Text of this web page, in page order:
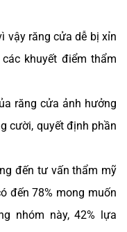
vậy răng cửa dễ bị xỉn
khuyết điểm thẩm
răng cửa ảnh hưởng
cười, quyết định phần
đến tư vấn thẩm mỹ
đến 78% mong muốn
nhóm này, 42% lựa